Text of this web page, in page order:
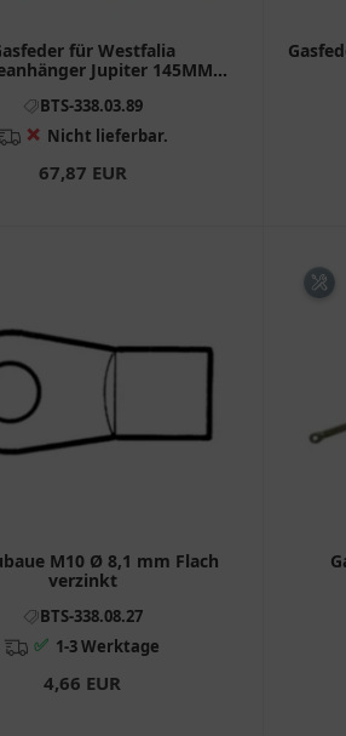
für Westfalia
Jupiter 145MM
BTS-338.03.89
❌ Nicht lieferbar.
67,87 EUR
M10 Ø 8,1 mm Flach
verzinkt
BTS-338.08.27
✅ 1-3 Werktage
4,66 EUR